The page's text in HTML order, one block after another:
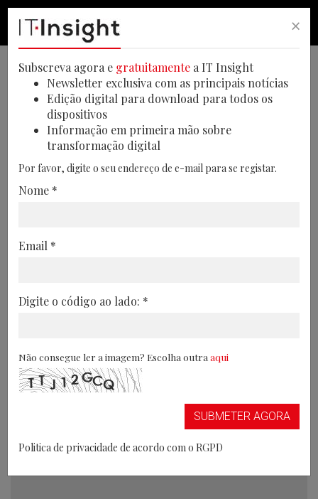
Espanha anuncia
investimento de 11 mil
milhões de euros em
aprovou um novo projeto estratégico para
para microchips e semicondutores de 11
04/04/2022
×
Subscreva agora e gratuitamente a IT Insight
Newsletter exclusiva com as principais notícias
Edição digital para download para todos os
dispositivos
Informação em primeira mão sobre
transformação digital
Por favor, digite o seu endereço de e-mail para se registar.
Nome *
Email *
Digite o código ao lado: *
Não consegue ler a imagem? Escolha outra aqui
SUBMETER AGORA
Politica de privacidade de acordo com o RGPD